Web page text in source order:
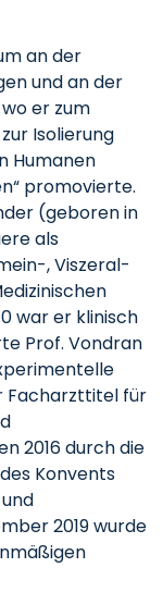
an der
und an der
er zum
Isolierung
Humanen
promovierte.
(geboren in
als
, Viszeral-
war er klinisch
Prof. Vondran
Facharzttitel für
2016 durch die
Konvents
2019 wurde